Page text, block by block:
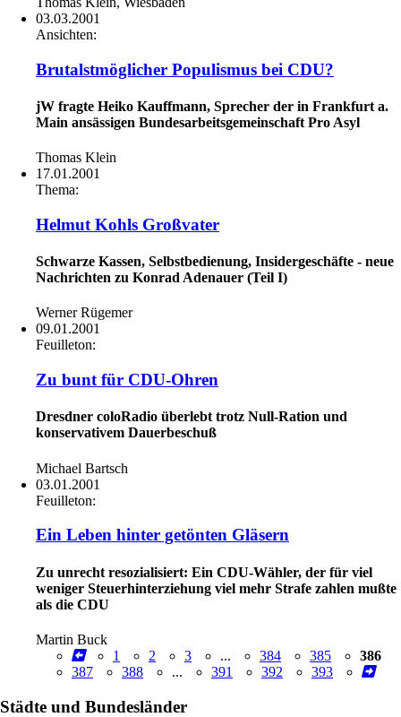
03.03.2001
Ansichten:
Brutalstmöglicher Populismus bei CDU?
jW fragte Heiko Kauffmann, Sprecher der in Frankfurt a.
Main ansässigen Bundesarbeitsgemeinschaft Pro Asyl
Thomas Klein
17.01.2001
Thema:
Helmut Kohls Großvater
Schwarze Kassen, Selbstbedienung, Insidergeschäfte - neue
Nachrichten zu Konrad Adenauer (Teil I)
Werner Rügemer
09.01.2001
Feuilleton:
Zu bunt für CDU-Ohren
Dresdner coloRadio überlebt trotz Null-Ration und
konservativem Dauerbeschuß
Michael Bartsch
03.01.2001
Feuilleton:
Ein Leben hinter getönten Gläsern
Zu unrecht resozialisiert: Ein CDU-Wähler, der für viel
weniger Steuerhinterziehung viel mehr Strafe zahlen mußte
als die CDU
Martin Buck
1
2 3 ... 384 385
386
387
388 ... 391 392 393
Städte und Bundesländer